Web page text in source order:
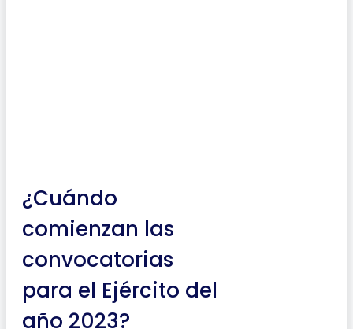
¿Cuándo
comienzan las
convocatorias
para el Ejército del
año 2023?